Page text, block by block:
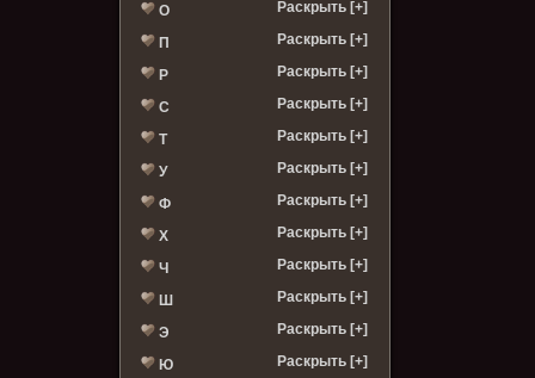
О Раскрыть [+]
П Раскрыть [+]
Р Раскрыть [+]
С Раскрыть [+]
Т Раскрыть [+]
У Раскрыть [+]
Ф Раскрыть [+]
Х Раскрыть [+]
Ч Раскрыть [+]
Ш Раскрыть [+]
Э Раскрыть [+]
Ю Раскрыть [+]